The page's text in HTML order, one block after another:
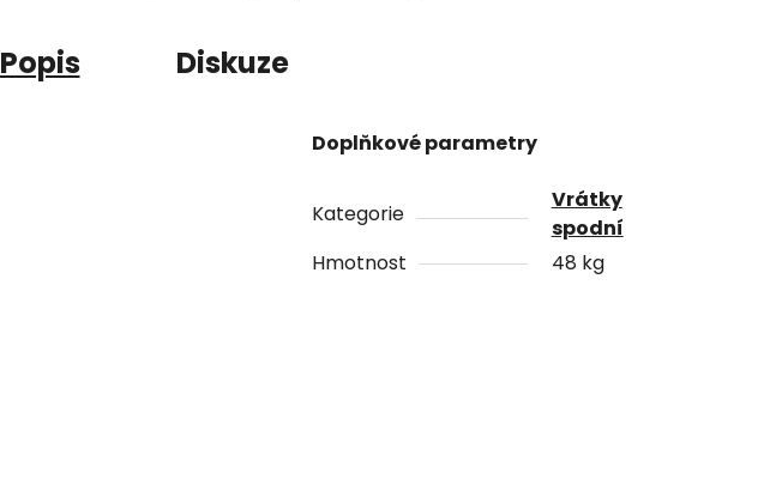
Popis Diskuze
Doplňkové parametry
Kategorie
Vrátky
spodní
Hmotnost
48 kg